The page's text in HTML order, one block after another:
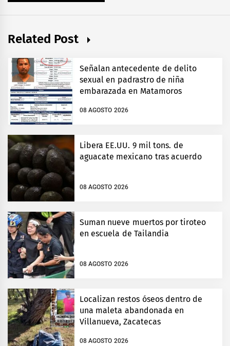
Related Post
Señalan antecedente de delito
sexual en padrastro de niña
embarazada en Matamoros
08 AGOSTO 2026
Libera EE.UU. 9 mil tons. de
aguacate mexicano tras acuerdo
08 AGOSTO 2026
Suman nueve muertos por tiroteo
en escuela de Tailandia
08 AGOSTO 2026
Localizan restos óseos dentro de
una maleta abandonada en
Villanueva, Zacatecas
08 AGOSTO 2026